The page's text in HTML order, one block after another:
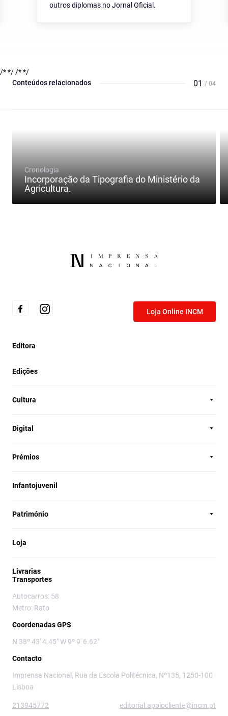
outros diplomas no Jornal Oficial.
/* *//* */
Conteúdos relacionados
01 / 04
Cronologia
Incorporação da Tipografia do Ministério da
Agricultura.
Loja Online INCM
Editora
Edições
Cultura
Digital
Prémios
Infantojuvenil
Património
Loja
Livrarias
Transportes
Autocarros: 58
Metro: Rato
Coordenadas GPS
N 38º 43' 4.45" W 9º 9' 6.62"
Contacto
Imprensa Nacional, Rua da Escola Politécnica, Nº135, 1250-100
Lisboa
213945772 editorial.apoiocliente@incm.pt